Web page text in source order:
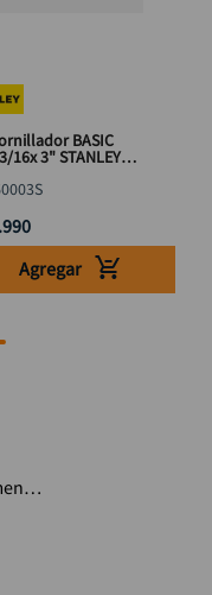
BASIC
16x 3" STANLEY
.990
Agregar